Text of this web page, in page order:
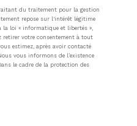
du traitement pour la gestion
repose sur l'intérêt légitime
la loi « informatique et libertés »,
retirer votre consentement à tout
estimez, après avoir contacté
vous informons de l’existence
le cadre de la protection des